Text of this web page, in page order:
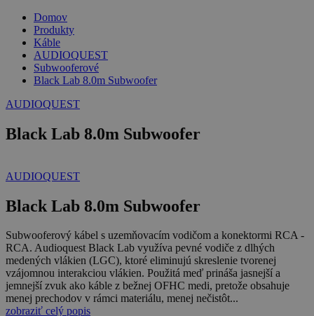
Domov
Produkty
Káble
AUDIOQUEST
Subwooferové
Black Lab 8.0m Subwoofer
AUDIOQUEST
Black Lab 8.0m Subwoofer
AUDIOQUEST
Black Lab 8.0m Subwoofer
Subwooferový kábel s uzemňovacím vodičom a konektormi RCA -
RCA. Audioquest Black Lab využíva pevné vodiče z dlhých
medených vlákien (LGC), ktoré eliminujú skreslenie tvorenej
vzájomnou interakciou vlákien. Použitá meď prináša jasnejší a
jemnejší zvuk ako káble z bežnej OFHC medi, pretože obsahuje
menej prechodov v rámci materiálu, menej nečistôt...
zobraziť celý popis